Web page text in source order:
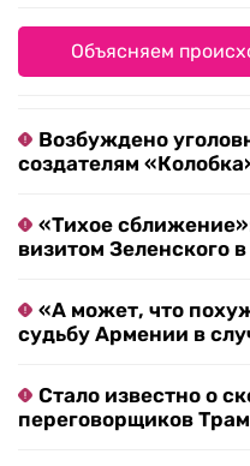
Объясняем
Возбуждено
создателям
«Тихое
визитом Зеленского
«А может, что
судьбу Армении в
Стало известно о
переговорщиков